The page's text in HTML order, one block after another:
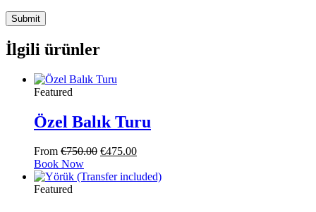
İlgili ürünler
Featured
Özel Balık Turu
From €750.00 Orijinal
€750.00.
€475.00Şu
fiyat:
Book Now
Featured